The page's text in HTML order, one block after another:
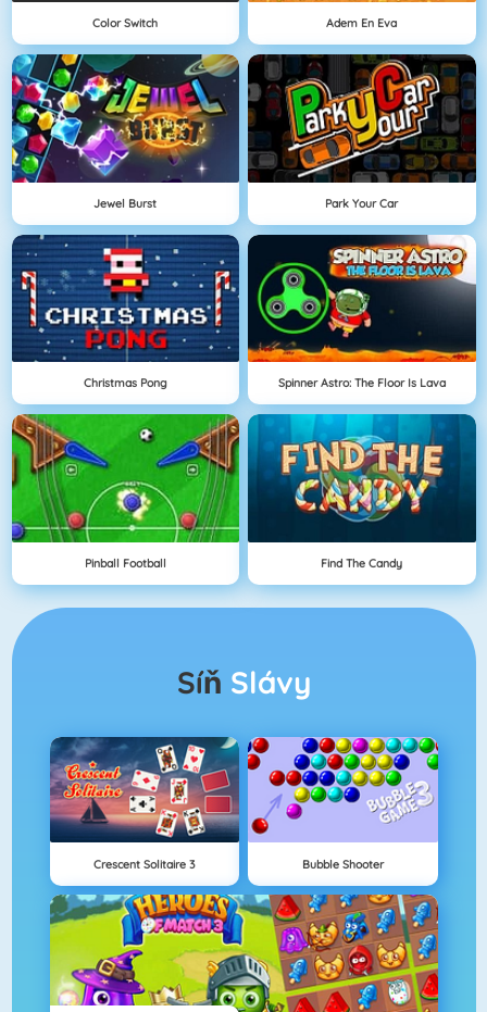
Color Switch Adem En Eva
Jewel Burst Park Your Car
Christmas Pong Spinner Astro: The Floor Is Lava
Pinball Football Find The Candy
Síň Slávy
Crescent Solitaire 3 Bubble Shooter